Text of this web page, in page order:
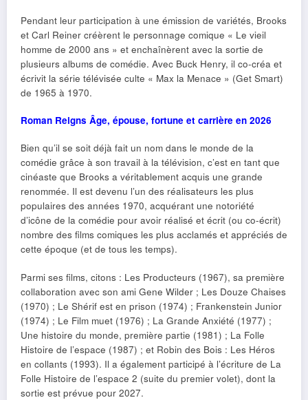
Pendant leur participation à une émission de variétés, Brooks
et Carl Reiner créèrent le personnage comique « Le vieil
homme de 2000 ans » et enchaînèrent avec la sortie de
plusieurs albums de comédie. Avec Buck Henry, il co-créa et
écrivit la série télévisée culte « Max la Menace » (Get Smart)
de 1965 à 1970.
Roman Reigns Âge, épouse, fortune et carrière en 2026
Bien qu’il se soit déjà fait un nom dans le monde de la
comédie grâce à son travail à la télévision, c’est en tant que
cinéaste que Brooks a véritablement acquis une grande
renommée. Il est devenu l’un des réalisateurs les plus
populaires des années 1970, acquérant une notoriété
d’icône de la comédie pour avoir réalisé et écrit (ou co-écrit)
nombre des films comiques les plus acclamés et appréciés de
cette époque (et de tous les temps).
Parmi ses films, citons : Les Producteurs (1967), sa première
collaboration avec son ami Gene Wilder ; Les Douze Chaises
(1970) ; Le Shérif est en prison (1974) ; Frankenstein Junior
(1974) ; Le Film muet (1976) ; La Grande Anxiété (1977) ;
Une histoire du monde, première partie (1981) ; La Folle
Histoire de l’espace (1987) ; et Robin des Bois : Les Héros
en collants (1993). Il a également participé à l’écriture de La
Folle Histoire de l’espace 2 (suite du premier volet), dont la
sortie est prévue pour 2027.